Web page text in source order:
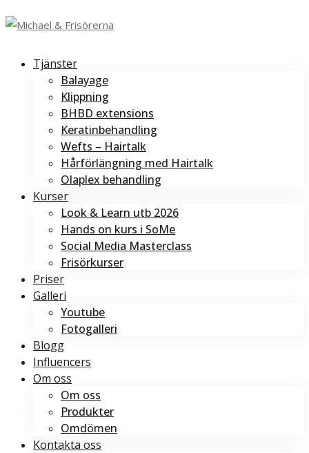
Tjänster
Balayage
Klippning
BHBD extensions
Keratinbehandling
Wefts – Hairtalk
Hårförlängning med Hairtalk
Olaplex behandling
Kurser
Look & Learn utb 2026
Hands on kurs i SoMe
Social Media Masterclass
Frisörkurser
Priser
Galleri
Youtube
Fotogalleri
Blogg
Influencers
Om oss
Om oss
Produkter
Omdömen
Kontakta oss